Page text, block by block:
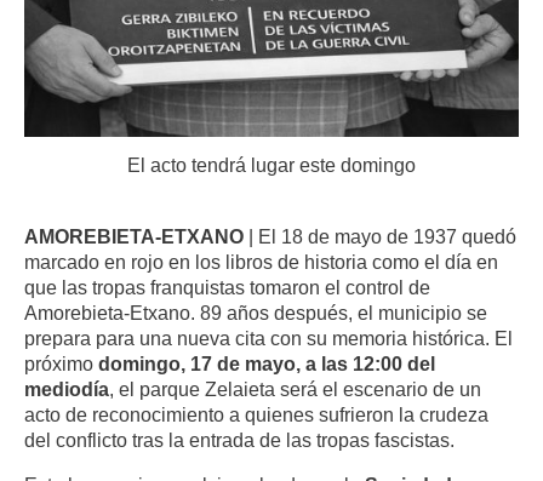
El acto tendrá lugar este domingo
AMOREBIETA-ETXANO | El 18 de mayo de 1937 quedó
marcado en rojo en los libros de historia como el día en
que las tropas franquistas tomaron el control de
Amorebieta-Etxano. 89 años después, el municipio se
prepara para una nueva cita con su memoria histórica. El
próximo domingo, 17 de mayo, a las 12:00 del
mediodía, el parque Zelaieta será el escenario de un
acto de reconocimiento a quienes sufrieron la crudeza
del conflicto tras la entrada de las tropas fascistas.